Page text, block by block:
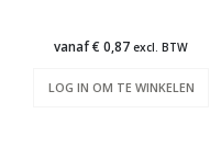
vanaf € 0,87excl. BTW
LOG IN OM TE WINKELEN